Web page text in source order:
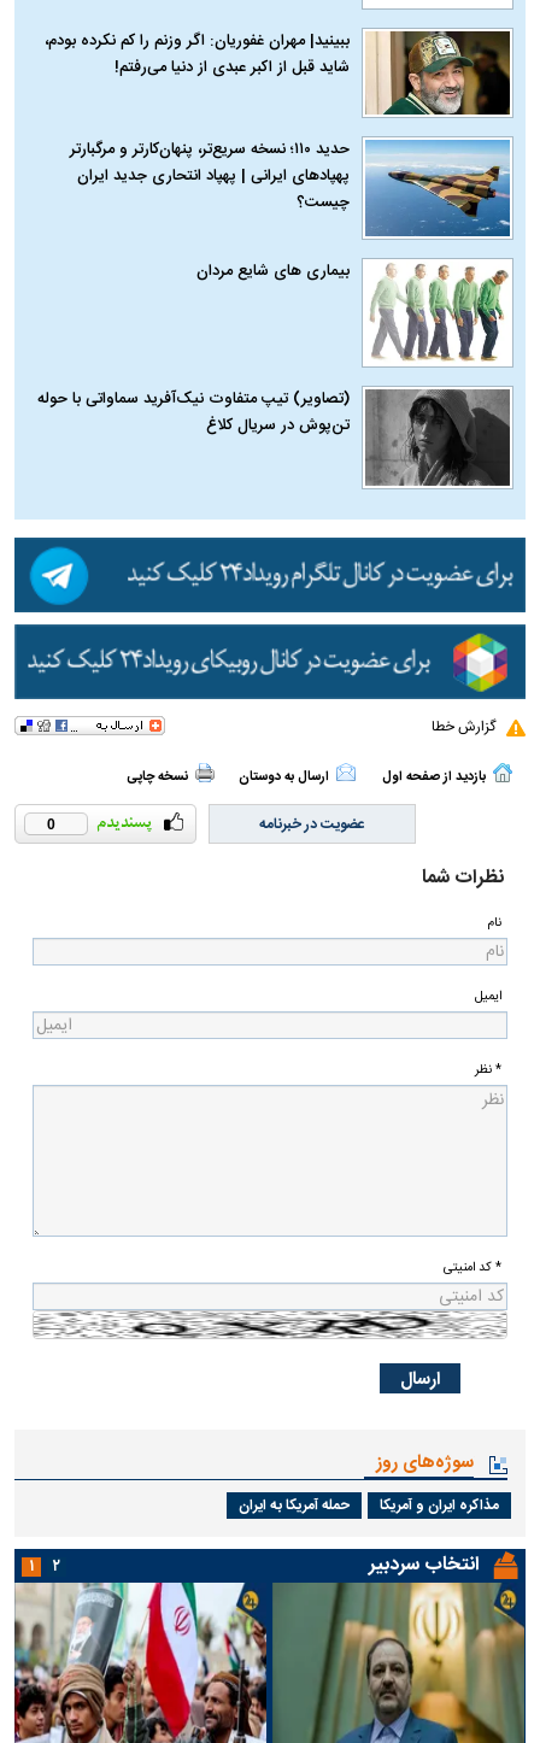
ببینید| مهران غفوریان: اگر وزنم را کم نکرده بودم،
شاید قبل از اکبر عبدی از دنیا می‌رفتم!
حدید ۱۱۰؛ نسخه سریع‌تر، پنهان‌کارتر و مرگبارتر
پهپادهای ایرانی | پهپاد انتحاری جدید ایران
چیست؟
بیماری‌ های شایع مردان
(تصاویر) تیپ متفاوت نیک‌آفرید سماواتی با حوله
تن‌پوش در سریال کلاغ
گزارش خطا
بازدید از صفحه اول ارسال به دوستان نسخه چاپی
0 عضویت در خبرنامه
نظرات شما
نام
ایمیل
* نظر
* کد امنیتی
سوژه‌های روز
مذاکره ایران و آمریکا حمله آمریکا به ایران
انتخاب سردبیر ۱ ۲